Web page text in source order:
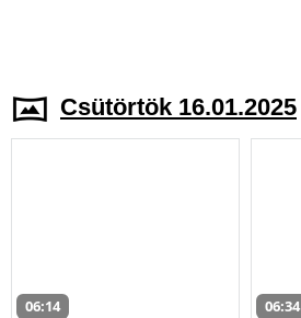
Csütörtök 16.01.2025
06:14 06:34